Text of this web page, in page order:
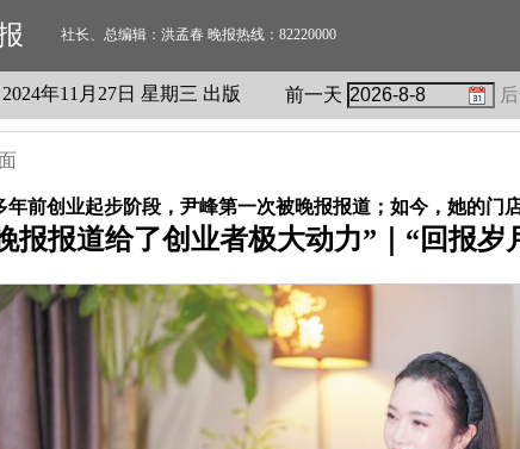
社长、总编辑：洪孟春 晚报热线：82220000
2024年11 月 27日 星期三 出版 前一天
年前创业起步阶段，尹峰第一次被晚报报道；如今，她的门
报报道给了创业者极大动力”｜“回报岁